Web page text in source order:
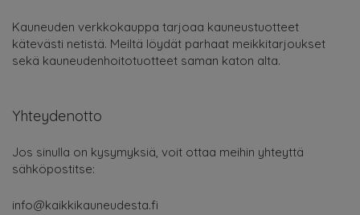
Kauneuden verkkokauppa tarjoaa kauneustuotteet
kätevästi netistä. Meiltä löydät parhaat meikkitarjoukset
sekä kauneudenhoitotuotteet saman katon alta.
Yhteydenotto
Jos sinulla on kysymyksiä, voit ottaa meihin yhteyttä
sähköpostitse:
info@kaikkikauneudesta.fi